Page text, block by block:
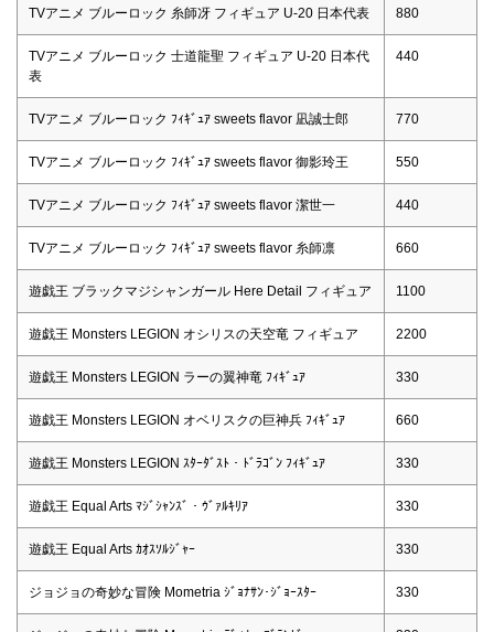
TVアニメ ブルーロック 糸師冴 フィギュア U-20 日本代表 880
TVアニメ ブルーロック 士道龍聖 フィギュア U-20 日本代
表
440
TVアニメ ブルーロック ﾌｨｷﾞｭｱ sweets flavor 凪誠士郎 770
TVアニメ ブルーロック ﾌｨｷﾞｭｱ sweets flavor 御影玲王 550
TVアニメ ブルーロック ﾌｨｷﾞｭｱ sweets flavor 潔世一 440
TVアニメ ブルーロック ﾌｨｷﾞｭｱ sweets flavor 糸師凛 660
遊戯王 ブラックマジシャンガール Here Detail フィギュア 1100
遊戯王 Monsters LEGION オシリスの天空竜 フィギュア 2200
遊戯王 Monsters LEGION ラーの翼神竜 ﾌｨｷﾞｭｱ 330
遊戯王 Monsters LEGION オベリスクの巨神兵 ﾌｨｷﾞｭｱ 660
遊戯王 Monsters LEGION ｽﾀｰﾀﾞｽﾄ・ﾄﾞﾗｺﾞﾝ ﾌｨｷﾞｭｱ 330
遊戯王 Equal Arts ﾏｼﾞｼｬﾝｽﾞ・ｳﾞｧﾙｷﾘｱ 330
遊戯王 Equal Arts ｶｵｽｿﾙｼﾞｬｰ 330
ジョジョの奇妙な冒険 Mometria ｼﾞｮﾅｻﾝ･ｼﾞｮｰｽﾀｰ 330